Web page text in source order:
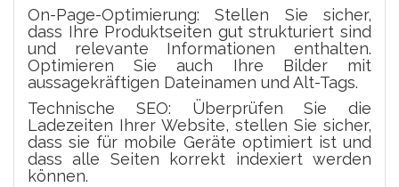
On-Page-Optimierung: Stellen Sie sicher,
dass Ihre Produktseiten gut strukturiert sind
und relevante Informationen enthalten.
Optimieren Sie auch Ihre Bilder mit
aussagekräftigen Dateinamen und Alt-Tags.
Technische SEO: Überprüfen Sie die
Ladezeiten Ihrer Website, stellen Sie sicher,
dass sie für mobile Geräte optimiert ist und
dass alle Seiten korrekt indexiert werden
können.